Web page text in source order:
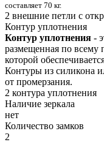
составляет 70 кг.
2 внешние петли с
Контур уплотнения
Контур уплотнения -
размещенная по всему
которой
Контуры из силикона
от промерзания.
2 контура уплотнения
Наличие зеркала
нет
Количество замков
2